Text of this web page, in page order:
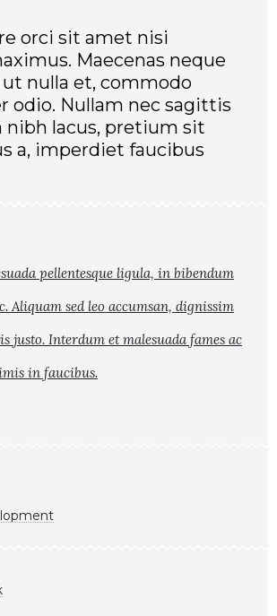
orci sit amet nisi
Maecenas neque
nulla et, commodo
odio. Nullam nec sagittis
nibh lacus, pretium sit
a, imperdiet faucibus
pellentesque ligula, in bibendum
Aliquam sed leo accumsan, dignissim
justo. Interdum et malesuada fames ac
in faucibus.